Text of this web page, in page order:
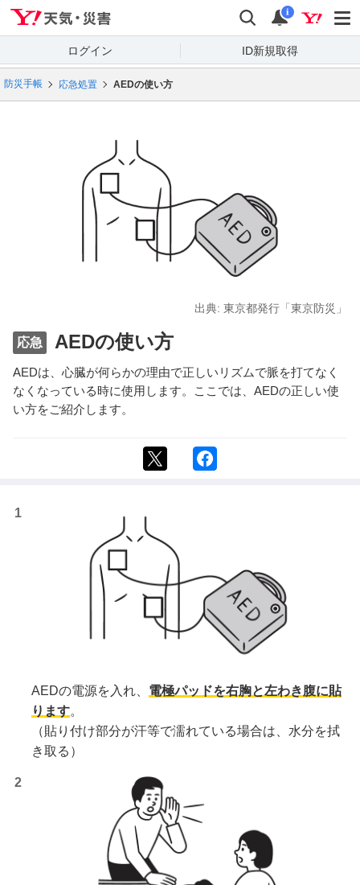
検索 通知
i
ログイン ID新規取得
防災手帳 応急処置 AEDの使い方
応急 AEDの使い方
AEDは、心臓が何らかの理由で正しいリズムで脈を打てなく
なくなっている時に使用します。ここでは、AEDの正しい使
い方をご紹介します。
出典: 東京都発行「東京防災」
AEDの電源を入れ、 電極パッドを右胸と左わき腹に貼
ります。
（貼り付け部分が汗等で濡れている場合は、水分を拭
き取る）